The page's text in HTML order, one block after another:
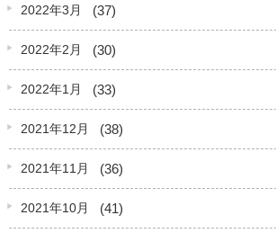
2022年3月 (37)
2022年2月 (30)
2022年1月 (33)
2021年12月 (38)
2021年11月 (36)
2021年10月 (41)